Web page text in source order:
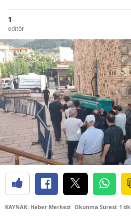
1
editör
KAYNAK: Haber Merkezi Okunma Süresi: 1 dk